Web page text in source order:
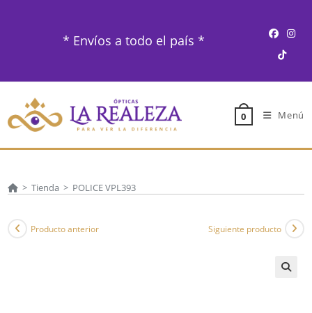
* Envíos a todo el país *
0 Menú
> Tienda > POLICE VPL393
Producto anterior Siguiente producto